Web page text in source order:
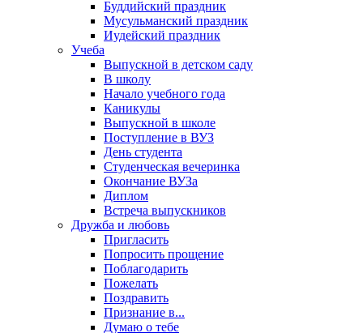
Буддийский праздник
Мусульманский праздник
Иудейский праздник
Учеба
Выпускной в детском саду
В школу
Начало учебного года
Каникулы
Выпускной в школе
Поступление в ВУЗ
День студента
Студенческая вечеринка
Окончание ВУЗа
Диплом
Встреча выпускников
Дружба и любовь
Пригласить
Попросить прощение
Поблагодарить
Пожелать
Поздравить
Признание в...
Думаю о тебе